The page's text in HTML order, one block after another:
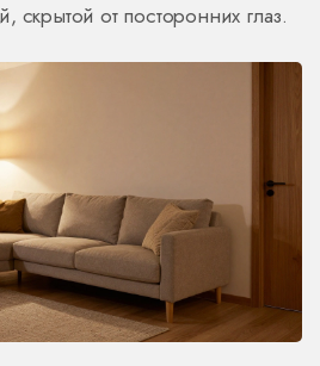
скрытой от посторонних глаз.